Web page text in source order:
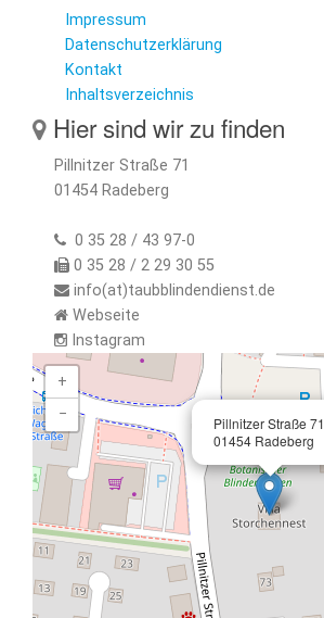
Impressum
Datenschutzerklärung
Kontakt
Inhaltsverzeichnis
Hier sind wir zu finden
Pillnitzer Straße 71
01454 Radeberg
0 35 28 / 43 97-0
0 35 28 / 2 29 30 55
info(at)taubblindendienst.de
Webseite
Instagram
Pillnitzer Straße 71
01454 Radeberg
+
−